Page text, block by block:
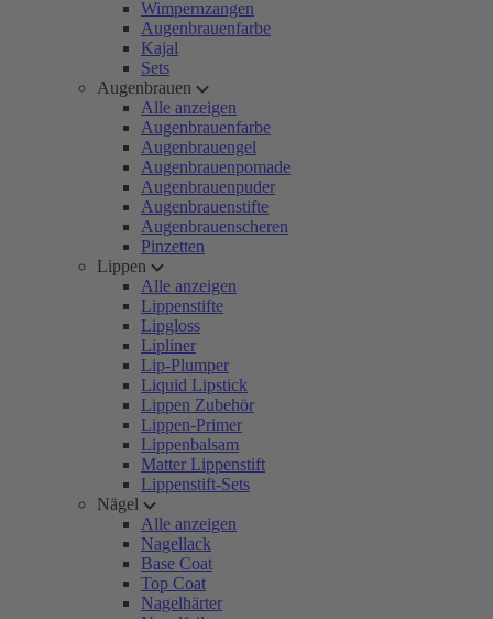
Wimpernzangen
Augenbrauenfarbe
Kajal
Sets
Augenbrauen
Alle anzeigen
Augenbrauenfarbe
Augenbrauengel
Augenbrauenpomade
Augenbrauenpuder
Augenbrauenstifte
Augenbrauenscheren
Pinzetten
Lippen
Alle anzeigen
Lippenstifte
Lipgloss
Lipliner
Lip-Plumper
Liquid Lipstick
Lippen Zubehör
Lippen-Primer
Lippenbalsam
Matter Lippenstift
Lippenstift-Sets
Nägel
Alle anzeigen
Nagellack
Base Coat
Top Coat
Nagelhärter